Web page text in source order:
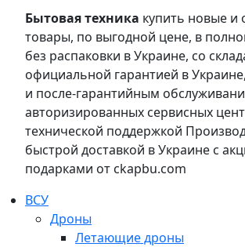
Бытовая техника купить новые и
товары, по выгодной цене, в
без распаковки в Украине, со
официальной гарантией в
и после-гарантийным
авторизированных сервисных
технической поддержкой
быстрой доставкой в Украине с
подарками от ckapbu.com
ВСУ
Дроны
Летающие дроны